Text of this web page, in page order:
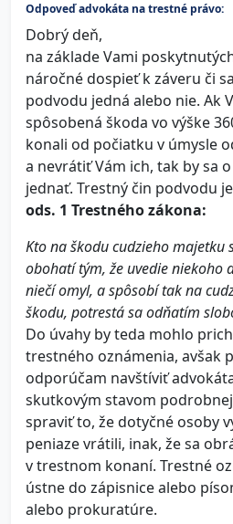
Odpoveď advokáta na trestné právo:
Dobrý deň,
na základe Vami
náročné dospieť k záveru či
podvodu jedná alebo nie. Ak
spôsobená škoda vo výške
konali od počiatku v úmysle
a nevrátiť Vám ich, tak by sa
jednať. Trestný čin podvodu
ods. 1 Trestného zákona:
Kto na škodu cudzieho majetku
obohatí tým, že uvedie niekoho
niečí omyl, a spôsobí tak na
škodu, potrestá sa odňatím
Do úvahy by teda mohlo
trestného oznámenia, avšak
odporúčam navštíviť
skutkovým stavom
spraviť to, že dotyčné osoby
peniaze vrátili, inak, že sa
v trestnom konaní. Trestné
ústne do zápisnice alebo
alebo prokuratúre.